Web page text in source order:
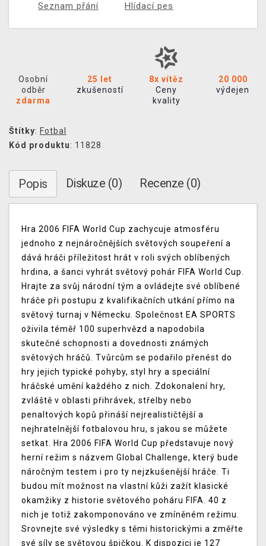
Seznam přání Hlídací pes
Osobní
odběr
zdarma
25 let
zkušeností
8x vítěz
Ceny
kvality
20 000
výdejen
Štítky: Fotbal
Kód produktu: 11828
Popis Diskuze (0) Recenze (0)
Hra 2006 FIFA World Cup zachycuje atmosféru
jednoho z nejnáročnějších světových soupeření a
dává hráči příležitost hrát v roli svých oblíbených
hrdina, a šanci vyhrát světový pohár FIFA World Cup.
Hrajte za svůj národní tým a ovládejte své oblíbené
hráče při postupu z kvalifikačních utkání přímo na
světový turnaj v Německu. Společnost EA SPORTS
oživila téměř 100 superhvězd a napodobila
skutečné schopnosti a dovednosti známých
světových hráčů. Tvůrcům se podařilo přenést do
hry jejich typické pohyby, styl hry a speciální
hráčské umění každého z nich. Zdokonalení hry,
zvláště v oblasti přihrávek, střelby nebo
penaltových kopů přináší nejrealističtější a
nejhratelnější fotbalovou hru, s jakou se můžete
setkat. Hra 2006 FIFA World Cup představuje nový
herní režim s názvem Global Challenge, který bude
náročným testem i pro ty nejzkušenější hráče. Ti
budou mít možnost na vlastní kůži zažít klasické
okamžiky z historie světového poháru FIFA. 40 z
nich je totiž zakomponováno ve zmíněném režimu.
Srovnejte své výsledky s těmi historickými a změřte
své síly se světovou špičkou. K dispozici je 127